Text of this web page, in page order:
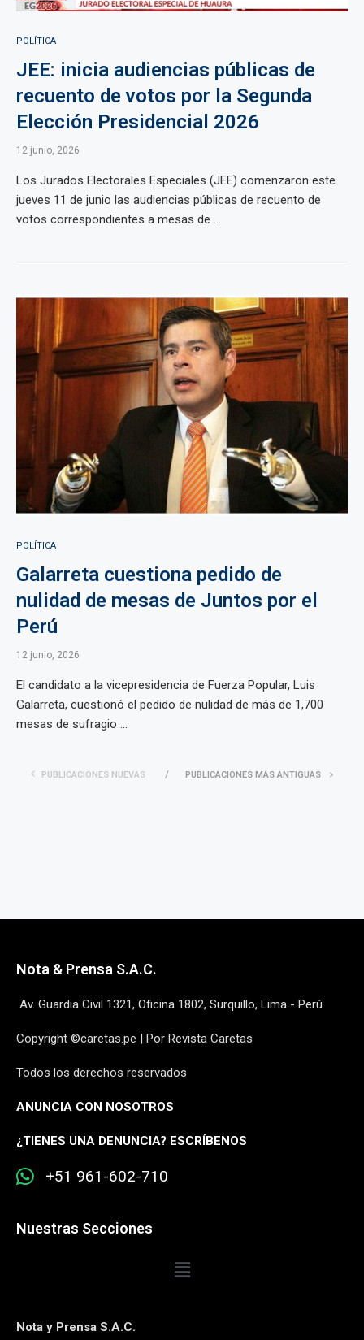
POLÍTICA
JEE: inicia audiencias públicas de
recuento de votos por la Segunda
Elección Presidencial 2026
12 junio, 2026
Los Jurados Electorales Especiales (JEE) comenzaron este
jueves 11 de junio las audiencias públicas de recuento de
votos correspondientes a mesas de ...
POLÍTICA
Galarreta cuestiona pedido de
nulidad de mesas de Juntos por el
Perú
12 junio, 2026
El candidato a la vicepresidencia de Fuerza Popular, Luis
Galarreta, cuestionó el pedido de nulidad de más de 1,700
mesas de sufragio ...
PUBLICACIONES NUEVAS PUBLICACIONES MÁS ANTIGUAS
Nota & Prensa S.A.C.
Av. Guardia Civil 1321, Oficina 1802, Surquillo, Lima - Perú
Copyright ©caretas.pe | Por Revista Caretas
Todos los derechos reservados
ANUNCIA CON NOSOTROS
¿TIENES UNA DENUNCIA? ESCRÍBENOS
+51 961-602-710
Nuestras Secciones
Nota y Prensa S.A.C.